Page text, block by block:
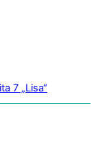
7 „Lisa“